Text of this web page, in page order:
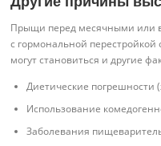
Прыщи перед месячными или
с гормональной
могут становиться и другие
Диетические погрешности
Использование
Заболевания